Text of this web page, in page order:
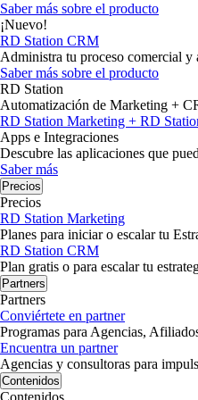
Saber más sobre el producto
¡Nuevo!
RD Station CRM
Administra tu proceso comercial y
Saber más sobre el producto
RD Station
Automatización de Marketing +
RD Station Marketing + RD
Apps e Integraciones
Descubre las aplicaciones que
Saber más
Precios
Precios
RD Station Marketing
Planes para iniciar o escalar tu
RD Station CRM
Plan gratis o para escalar tu
Partners
Partners
Conviértete en partner
Programas para Agencias,
Encuentra un partner
Agencias y consultoras para
Contenidos
Contenidos